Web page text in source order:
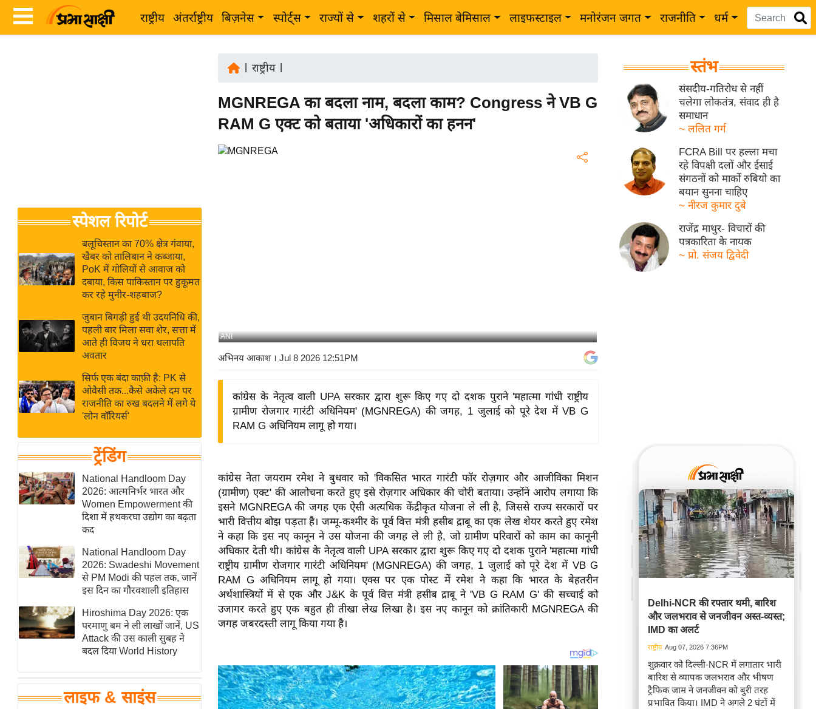
राष्ट्रीय अंतर्राष्ट्रीय बिज़नेस स्पोर्ट्स राज्यों से शहरों से मिसाल बेमिसाल लाइफस्टाइल मनोरंजन जगत राजनीति धर्म
Breaking
News in
Hindi
Hindi
Videos
जगत
राय
बजट
IPL
2026
ई-पेपर
मिसाल बेमिसाल
शख्सियत
यंग इंडिया
साहित्य जगत
ऑटो वर्ल्ड
न्यूज ब्रीफ
मनोरंजन जगत
बॉलीवुड
हॉलीवुड
फिल्म समीक्षा
Breaking
News
लाइफस्टाइल
टेक्नॉलॉजी
घरेलू नुस्खे
पर्यटन स्थल
स्पेशल रिपोर्ट
बलूचिस्तान का 70% क्षेत्र गंवाया,
खैबर को तालिबान ने कब्जाया,
PoK में गोलियों से आवाज को
दबाया, किस पाकिस्तान पर हुकूमत
कर रहे मुनीर-शहबाज?
जुबान बिगड़ी हुई थी उदयनिधि की,
पहली बार मिला सवा शेर, सत्ता में
आते ही विजय ने धरा थलापति
अवतार
सिर्फ एक बंदा काफ़ी है: PK से
ओवैसी तक...कैसे अकेले दम पर
राजनीति का रुख बदलने में लगे ये
'लोन वॉरियर्स'
ट्रेंडिंग
National Handloom Day
2026: आत्मनिर्भर भारत और
Women Empowerment की
दिशा में हथकरघा उद्योग का बढ़ता
कद
National Handloom Day
2026: Swadeshi Movement
से PM Modi की पहल तक, जानें
इस दिन का गौरवशाली इतिहास
Hiroshima Day 2026: एक
परमाणु बम ने ली लाखों जानें, US
Attack की उस काली सुबह ने
बदल दिया World History
लाइफ & साइंस
राष्ट्रीय|
MGNREGA का बदला नाम, बदला काम? Congress ने VB G
RAM G एक्ट को बताया 'अधिकारों का हनन'
ANI
अभिनय आकाश। Jul 8 2026 12:51PM
कांग्रेस के नेतृत्व वाली UPA सरकार द्वारा शुरू किए गए दो दशक पुराने 'महात्मा गांधी राष्ट्रीय
ग्रामीण रोजगार गारंटी अधिनियम' (MGNREGA) की जगह, 1 जुलाई को पूरे देश में VB G
RAM G अधिनियम लागू हो गया।
कांग्रेस नेता जयराम रमेश ने बुधवार को 'विकसित भारत गारंटी फॉर रोज़गार और आजीविका मिशन
(ग्रामीण) एक्ट' की आलोचना करते हुए इसे रोज़गार अधिकार की चोरी बताया। उन्होंने आरोप लगाया कि
इसने MGNREGA की जगह एक ऐसी अत्यधिक केंद्रीकृत योजना ले ली है, जिससे राज्य सरकारों पर
भारी वित्तीय बोझ पड़ता है। जम्मू-कश्मीर के पूर्व वित्त मंत्री हसीब द्राबू का एक लेख शेयर करते हुए रमेश
ने कहा कि इस नए कानून ने उस योजना की जगह ले ली है, जो ग्रामीण परिवारों को काम का कानूनी
अधिकार देती थी। कांग्रेस के नेतृत्व वाली UPA सरकार द्वारा शुरू किए गए दो दशक पुराने 'महात्मा गांधी
राष्ट्रीय ग्रामीण रोजगार गारंटी अधिनियम' (MGNREGA) की जगह, 1 जुलाई को पूरे देश में VB G
RAM G अधिनियम लागू हो गया। एक्स पर एक पोस्ट में रमेश ने कहा कि भारत के बेहतरीन
अर्थशास्त्रियों में से एक और J&K के पूर्व वित्त मंत्री हसीब द्राबू ने 'VB G RAM G' की सच्चाई को
उजागर करते हुए एक बहुत ही तीखा लेख लिखा है। इस नए कानून को क्रांतिकारी MGNREGA की
जगह जबरदस्ती लागू किया गया है।
स्तंभ
संसदीय-गतिरोध से नहीं
चलेगा लोकतंत्र, संवाद ही है
समाधान
~ ललित गर्ग
FCRA Bill पर हल्ला मचा
रहे विपक्षी दलों और ईसाई
संगठनों को मार्को रुबियो का
बयान सुनना चाहिए
~ नीरज कुमार दुबे
राजेंद्र माथुर- विचारों की
पत्रकारिता के नायक
~ प्रो. संजय द्विवेदी
Delhi-NCR की रफ्तार थमी, बारिश
और जलभराव से जनजीवन अस्त-व्यस्त;
IMD का अलर्ट
राष्ट्रीय Aug 07, 2026 7:36PM
शुक्रवार को दिल्ली-NCR में लगातार भारी
बारिश से व्यापक जलभराव और भीषण
ट्रैफिक जाम ने जनजीवन को बुरी तरह
प्रभावित किया। IMD ने अगले 2 घंटों में